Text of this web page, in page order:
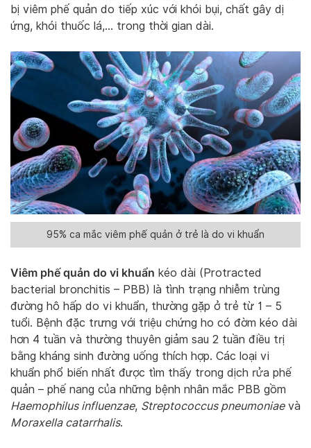
bị viêm phế quản do tiếp xúc với khói bụi, chất gây dị
ứng, khói thuốc lá,… trong thời gian dài.
95% ca mắc viêm phế quản ở trẻ là do vi khuẩn
Viêm phế quản do vi khuẩn kéo dài (Protracted
bacterial bronchitis – PBB) là tình trạng nhiễm trùng
đường hô hấp do vi khuẩn, thường gặp ở trẻ từ 1 – 5
tuổi. Bệnh đặc trưng với triệu chứng ho có đờm kéo dài
hơn 4 tuần và thường thuyên giảm sau 2 tuần điều trị
bằng kháng sinh đường uống thích hợp. Các loại vi
khuẩn phổ biến nhất được tìm thấy trong dịch rửa phế
quản – phế nang của những bệnh nhân mắc PBB gồm
Haemophilus influenzae, Streptococcus pneumoniaevà
Moraxella catarrhalis.